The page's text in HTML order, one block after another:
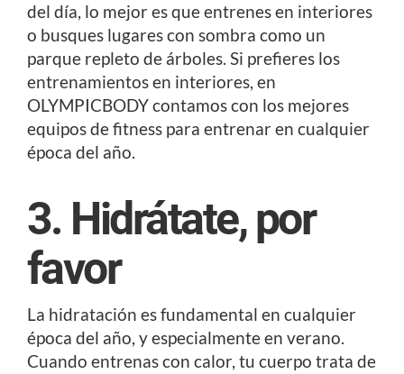
del día, lo mejor es que entrenes en interiores
o busques lugares con sombra como un
parque repleto de árboles. Si prefieres los
entrenamientos en interiores, en
OLYMPICBODY contamos con los mejores
equipos de fitness para entrenar en cualquier
época del año.
3. Hidrátate, por
favor
La hidratación es fundamental en cualquier
época del año, y especialmente en verano.
Cuando entrenas con calor, tu cuerpo trata de